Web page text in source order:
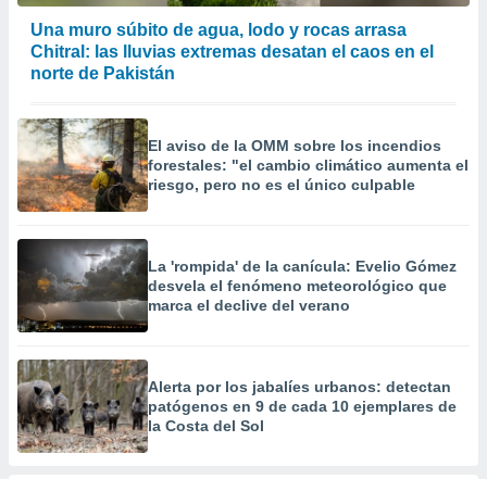
Una muro súbito de agua, lodo y rocas arrasa
Chitral: las lluvias extremas desatan el caos en el
norte de Pakistán
El aviso de la OMM sobre los incendios
forestales: "el cambio climático aumenta el
riesgo, pero no es el único culpable
La 'rompida' de la canícula: Evelio Gómez
desvela el fenómeno meteorológico que
marca el declive del verano
Alerta por los jabalíes urbanos: detectan
patógenos en 9 de cada 10 ejemplares de
la Costa del Sol